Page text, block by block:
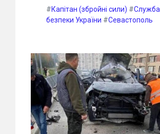
#Капітан (збройні сили) #Служба
безпеки України #Севастополь